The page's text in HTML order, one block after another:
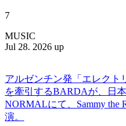
7
MUSIC
Jul 28. 2026 up
アルゼンチン発「エレクト
を牽引するBARDAが、日
NORMALにて、Sammy the
演。